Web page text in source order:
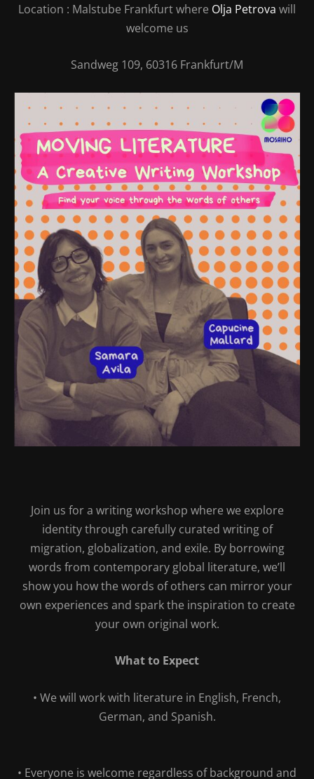
Location : Malstube Frankfurt where Olja Petrova will
welcome us
Sandweg 109, 60316 Frankfurt/M
Join us for a writing workshop where we explore
identity through carefully curated writing of
migration, globalization, and exile. By borrowing
words from contemporary global literature, we’ll
show you how the words of others can mirror your
own experiences and spark the inspiration to create
your own original work.
What to Expect
• We will work with literature in English, French,
German, and Spanish.
• Everyone is welcome regardless of background and